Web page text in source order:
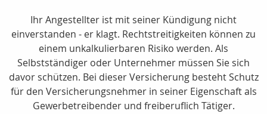
Ihr Angestellter ist mit seiner Kündigung nicht
einverstanden - er klagt. Rechtstreitigkeiten können zu
einem unkalkulierbaren Risiko werden. Als
Selbstständiger oder Unternehmer müssen Sie sich
davor schützen. Bei dieser Versicherung besteht Schutz
für den Versicherungsnehmer in seiner Eigenschaft als
Gewerbetreibender und freiberuflich Tätiger.